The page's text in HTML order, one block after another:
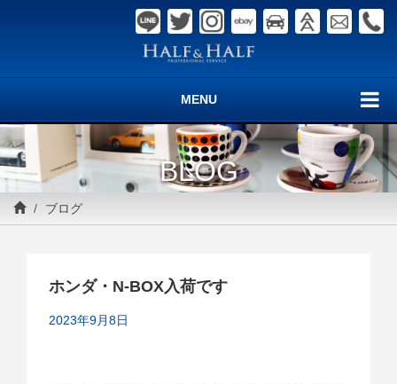
MENU
BLOG
ブログ
ホンダ・N-BOX入荷です
2023年9月8日